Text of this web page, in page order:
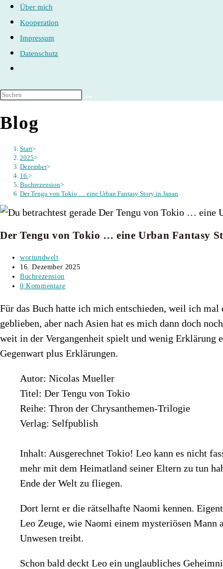
Über mich
Kooperation
Impressum
Datenschutz
umschalten
Blog
Start>
2025>
Dezember>
16. >
Buchrezension>
Der Tengu von Tokio … eine Urban Fantasy Story in Japan
Der Tengu von Tokio … eine Urban Fantasy
Beitrags-
Autor:
wortundwelt
Beitrag
veröffentlicht:
16. Dezember 2025
Beitrags-
Kategorie:
Buchrezension
Beitrags-
0 Kommentare
Für das Buch hatte ich mich entschieden, weil ich
geblieben, aber nach Asien hat es mich dann doch
weit in der Vergangenheit spielt und wenig Erklärung
Gegenwart plus Erklärungen.
Autor: Nicolas Mueller
Titel: Der Tengu von Tokio
Reihe: Thron der Chrysanthemen-Trilogie
Verlag: Selfpublish
Inhalt: Ausgerechnet Tokio! Leo kann es nicht
mehr mit dem Heimatland seiner Eltern zu tun
Ende der Welt zu fliegen.
Dort lernt er die rätselhafte Naomi kennen.
Leo Zeuge, wie Naomi einem mysteriösen Mann
Unwesen treibt.
Schon bald deckt Leo ein unglaubliches